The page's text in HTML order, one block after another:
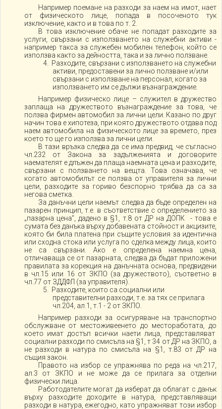
Например поемане на разходи за наем на имот, нает
от физическото лице, попада в посоченото тук
изключение, както и в това по т. 2.
В това изключение обаче не попадат разходите за
услуги, свързани с използването на служебни активи -
например такса за служебен мобилен телефон, който се
използва както за дейността, така и за лично ползване.
4. Разходите, свързани с използването на служебни
активи, предоставени за лично ползване и/или
свързани с използване на персонал, когато за
използването им се дължи възнаграждение.
Например физическо лице – служител в дружество
заплаща на дружеството възнаграждение за това, че
ползва фирмен автомобил за лични цели. Казано по друг
начин това е хипотеза, при която дружеството отдава под
наем автомобила на физическото лице за времето, през
което то ще го използва за лични цели.
В тази връзка следва да се има предвид, че съгласно
чл.232 от Закона за задълженията и договорите
наемателят е длъжен да плаща наемната цена и разходите,
свързани с ползването на вещта. Това означава, че
когато автомобилът се ползва от управителя за лични
цели, разходите за гориво безспорно трябва да са за
негова сметка.
За данъчни цели наемът следва да бъде определен на
пазарен принцип, т.е. в съответствие с определението за
„пазарна цена”, дадено в §1, т.8 от ДР на ДОПК - това е
сумата без данъка върху добавената стойност и акцизите,
която би била платена при същите условия за идентична
или сходна стока или услуга по сделка между лица, които
не са свързани. Ако е определена наемна цена,
отличаваща се от пазарната, следва да бъдат приложени
правилата за корекция на данъчната основа, предвидени
в чл.15 или 16 от ЗКПО (за дружеството), съответно в
чл.77 от ЗДДФЛ (за управителя).
5. Разходите, които са социални или
представителни разходи, т.е. за тях се прилага
чл.204, ал.1, т.1 - 2 от ЗКПО.
Например разходи за осигуряване на транспортно
обслужване от местоживеенето до местоработата, до
което имат достъп всички наети лица, представляват
социални разходи по смисъла на §1, т 34 от ДР на ЗКПО, а
не разходи в натура по смисъла на §1, т.83 от ДР на
същия закон.
Правото на избор се упражнява по реда на чл.217,
ал.3 от ЗКПО и не може да се прилага за отделни
физически лица.
Работодателите могат да изберат да облагат с данък
върху разходите доходите в натура, представляващи
разходи в натура, ежегодно, като упражняват този избор